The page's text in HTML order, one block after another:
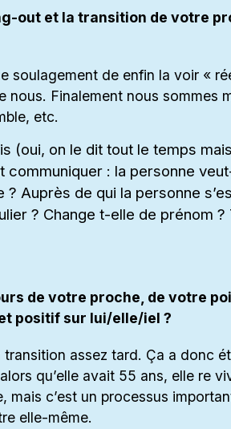
out et la transition de votre
soulagement de enfin la voir «
nous. Finalement nous sommes
etc.
(oui, on le dit tout le temps
communiquer : la personne
Auprès de qui la personne
? Change t-elle de prénom
de votre proche, de votre
positif sur lui/elle/iel ?
assez tard. Ça a donc
qu’elle avait 55 ans, elle re
mais c’est un processus
elle-même.